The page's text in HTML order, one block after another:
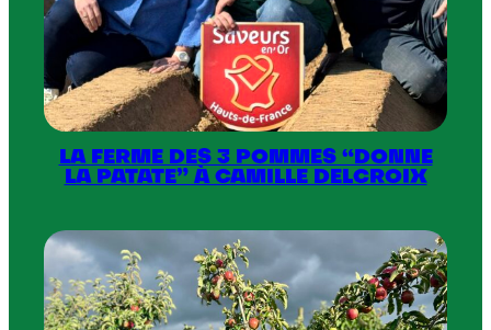
LA FERME DES 3 POMMES “DONNE
LA PATATE” À CAMILLE DELCROIX
La
Ferme
des
3
Pommes
“donne